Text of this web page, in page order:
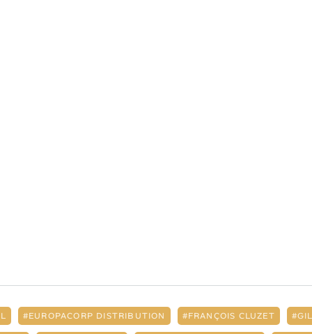
EUROPACORP DISTRIBUTION FRANÇOIS CLUZET